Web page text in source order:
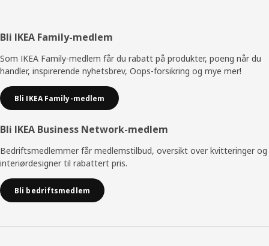
Bunntekst
Bli IKEA Family-medlem
Som IKEA Family-medlem får du rabatt på produkter, poeng når du
handler, inspirerende nyhetsbrev, Oops-forsikring og mye mer!
Bli IKEA Family-medlem
Bli IKEA Business Network-medlem
Bedriftsmedlemmer får medlemstilbud, oversikt over kvitteringer og
interiørdesigner til rabattert pris.
Bli bedriftsmedlem